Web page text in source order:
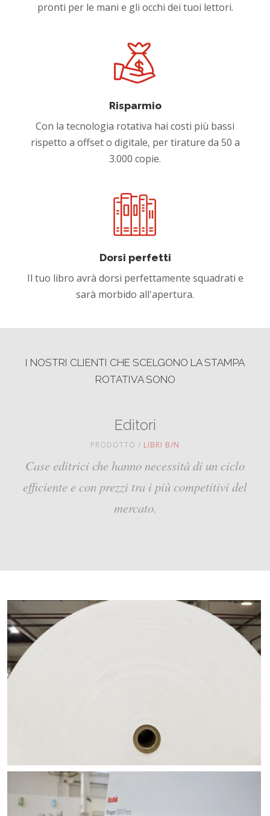
pronti per le mani e gli occhi dei tuoi lettori.
Risparmio
Con la tecnologia rotativa hai costi più bassi
rispetto a offset o digitale, per tirature da 50 a
3.000 copie.
Dorsi perfetti
Il tuo libro avrà dorsi perfettamente squadrati e
sarà morbido all'apertura.
I NOSTRI CLIENTI CHE SCELGONO LA STAMPA
ROTATIVA SONO
Editori
PRODOTTO / LIBRI B/N
Case editrici che hanno necessità di un ciclo
efficiente e con prezzi tra i più competitivi del
mercato.